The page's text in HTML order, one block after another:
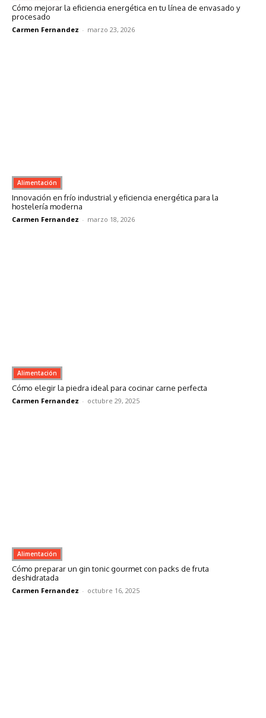
Cómo mejorar la eficiencia energética en tu línea de envasado y
procesado
Carmen Fernandez - marzo 23, 2026
Alimentación
Innovación en frío industrial y eficiencia energética para la
hostelería moderna
Carmen Fernandez - marzo 18, 2026
Alimentación
Cómo elegir la piedra ideal para cocinar carne perfecta
Carmen Fernandez - octubre 29, 2025
Alimentación
Cómo preparar un gin tonic gourmet con packs de fruta
deshidratada
Carmen Fernandez - octubre 16, 2025